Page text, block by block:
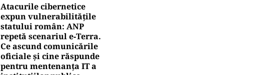
Atacurile cibernetice
expun vulnerabilitățile
statului român: ANP
repetă scenariul e‑Terra.
Ce ascund comunicările
oficiale și cine răspunde
pentru mentenanța IT a